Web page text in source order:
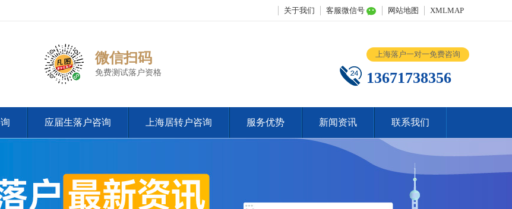
关于我们 客服微信号 网站地图 XMLMAP
微信扫码
免费测试落户资格
上海落户一对一免费咨询
13671738356
应届生落户咨询 上海居转户咨询 服务优势 新闻资讯 联系我们